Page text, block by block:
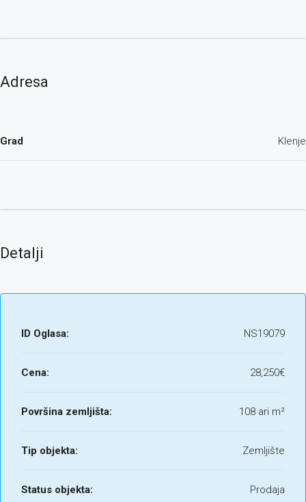
Adresa
Grad Klenje
Detalji
ID Oglasa: NS19079
Cena: 28,250€
Površina zemljišta: 108 ari m²
Tip objekta: Zemljište
Status objekta: Prodaja